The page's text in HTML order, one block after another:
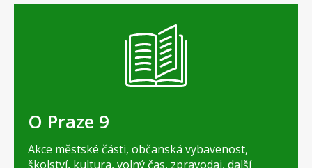
O Praze 9
Akce městské části, občanská vybavenost,
školství, kultura, volný čas, zpravodaj, další